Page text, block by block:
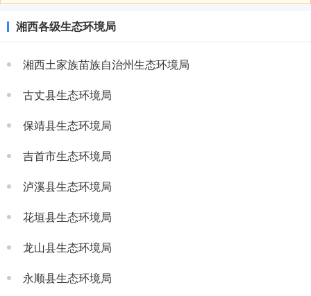
湘西各级生态环境局
湘西土家族苗族自治州生态环境局
古丈县生态环境局
保靖县生态环境局
吉首市生态环境局
泸溪县生态环境局
花垣县生态环境局
龙山县生态环境局
永顺县生态环境局